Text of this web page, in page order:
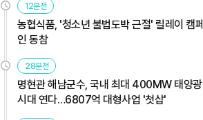
12분전
농협식품, '청소년 불법도박 근절' 릴레이 캠페
인 동참
28분전
명현관 해남군수, 국내 최대 400MW 태양광
시대 연다…6807억 대형사업 '첫삽'